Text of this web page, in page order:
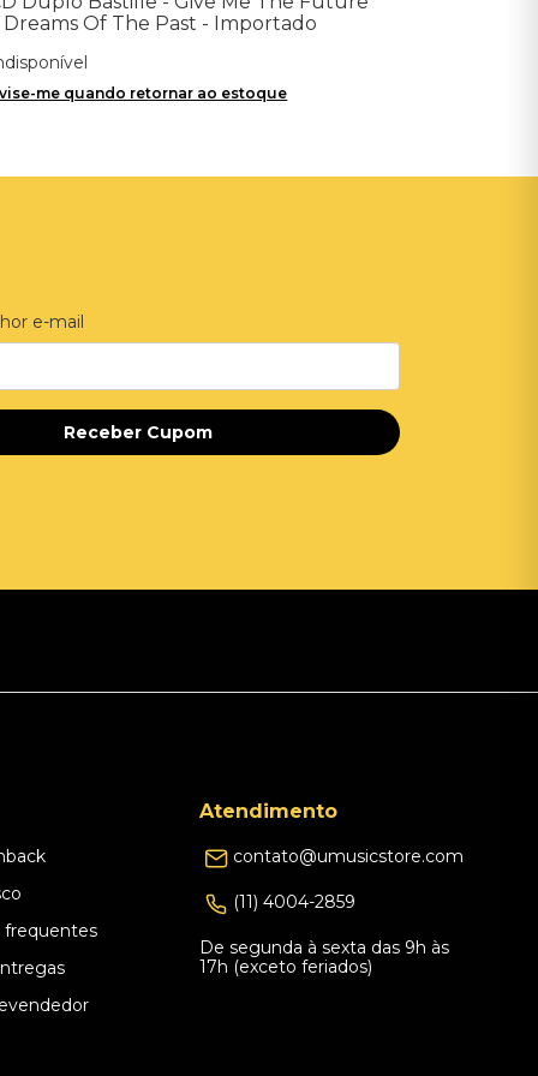
Dreams Of The Past - Importado
me quando retornar ao estoque
e-mail
Receber Cupom
frequentes
Atendimento
contato@umusicstore.com
(11) 4004-2859
De segunda à sexta das 9h às
17h (exceto feriados)